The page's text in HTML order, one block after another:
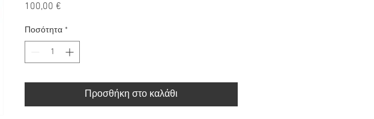
100,00 €
Ποσότητα *
Προσθήκη στο καλάθι